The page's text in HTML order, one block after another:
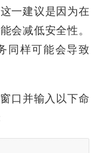
一建议是因为在
会减低安全性。
同样可能会导致
口并输入以下命